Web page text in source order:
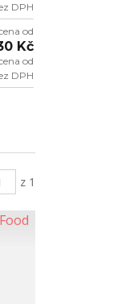
DPH
od
Kč
od
DPH
z 1